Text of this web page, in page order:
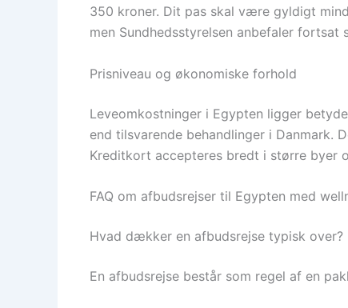
350 kroner. Dit pas skal være gyldigt
men Sundhedsstyrelsen anbefaler
Prisniveau og økonomiske forhold
Leveomkostninger i Egypten ligger
end tilsvarende behandlinger i Danmark.
Kreditkort accepteres bredt i større byer
FAQ om afbudsrejser til Egypten med
Hvad dækker en afbudsrejse typisk over?
En afbudsrejse består som regel af en